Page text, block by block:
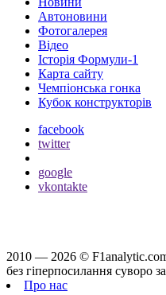
Автоновини
Фотогалерея
Відео
Історія Формули-1
Карта сайту
Чемпіонська гонка
Кубок конструкторів
facebook
twitter
google
vkontakte
2010 — 2026 ©
без гіперпосилання суворо
Про нас